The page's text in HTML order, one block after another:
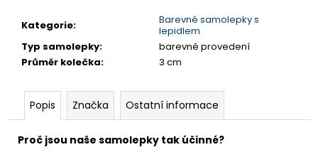
Kategorie:
Barevné samolepky s
lepidlem
Typ samolepky:
barevné provedení
Průměr kolečka: 3 cm
Popis Značka Ostatní informace
Proč jsou naše samolepky tak účinné?